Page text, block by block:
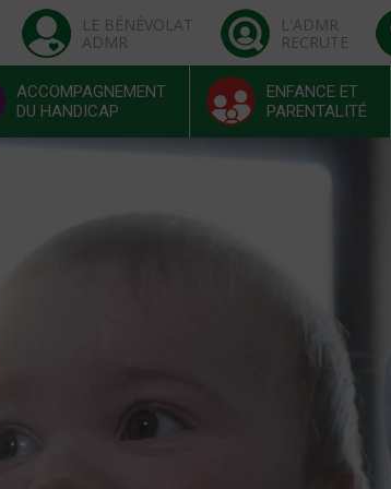
LE BÉNÉVOLAT
ADMR
L'ADMR
RECRUTE
ACCOMPAGNEMENT
DU HANDICAP
ENFANCE ET
PARENTALITÉ